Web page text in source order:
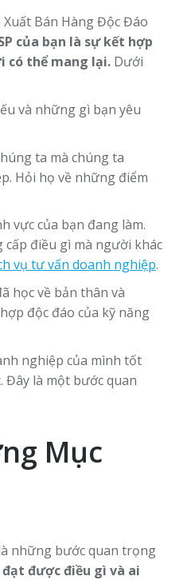
Bán Hàng Độc Đáo
của bạn là sự kết hợp
có thể mang lại.Dưới
và những gì bạn yêu
ta mà chúng ta
Hỏi họ về những điểm
vực của bạn đang làm.
điều gì mà người khác
vụ tư vấn doanh nghiệp.
học về bản thân và
độc đáo của kỹ năng
nghiệp của mình tốt
Đây là một bước quan
Mục
những bước quan trọng
được điều gì và ai